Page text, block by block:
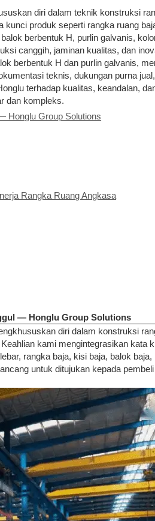
diri dalam teknik konstruksi
produk seperti rangka ruang
berbentuk H, purlin galvanis,
canggih, jaminan kualitas, dan
berbentuk H dan purlin galvanis,
teknis, dukungan purna
terhadap kualitas, keandalan,
dan kompleks.
Honglu Group Solutions
Rangka Ruang Angkasa
— Honglu Group Solutions
diri dalam konstruksi
kami mengintegrasikan kata
rangka baja, kisi baja, balok
untuk ditujukan kepada